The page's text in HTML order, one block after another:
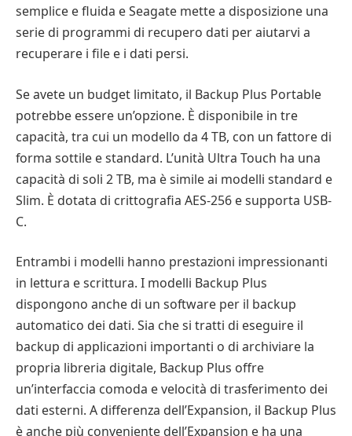
semplice e fluida e Seagate mette a disposizione una
serie di programmi di recupero dati per aiutarvi a
recuperare i file e i dati persi.
Se avete un budget limitato, il Backup Plus Portable
potrebbe essere un’opzione. È disponibile in tre
capacità, tra cui un modello da 4 TB, con un fattore di
forma sottile e standard. L’unità Ultra Touch ha una
capacità di soli 2 TB, ma è simile ai modelli standard e
Slim. È dotata di crittografia AES-256 e supporta USB-
C.
Entrambi i modelli hanno prestazioni impressionanti
in lettura e scrittura. I modelli Backup Plus
dispongono anche di un software per il backup
automatico dei dati. Sia che si tratti di eseguire il
backup di applicazioni importanti o di archiviare la
propria libreria digitale, Backup Plus offre
un’interfaccia comoda e velocità di trasferimento dei
dati esterni. A differenza dell’Expansion, il Backup Plus
è anche più conveniente dell’Expansion e ha una